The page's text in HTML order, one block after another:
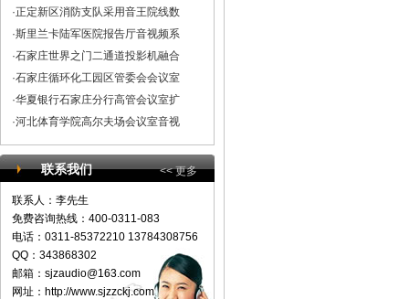
·正定新区消防支队采用音王院线数
·斯里兰卡陆军医院报告厅音视频系
·石家庄世界之门二通道投影机融合
·石家庄循环化工园区管委会会议室
·华夏银行石家庄分行高管会议室扩
·河北体育学院高尔夫场会议室音视
联系我们 << 更多
联系人：李先生
免费咨询热线：400-0311-083
电话：0311-85372210 13784308756
QQ：343868302
邮箱： sjzaudio@163.com
网址：http://www.sjzzckj.com